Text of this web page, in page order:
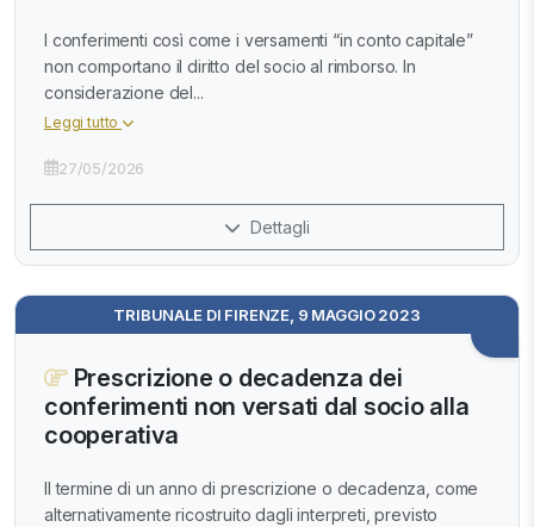
I conferimenti così come i versamenti “in conto capitale”
non comportano il diritto del socio al rimborso. In
considerazione del...
Leggi tutto
27/05/2026
Dettagli
TRIBUNALE DI FIRENZE, 9 MAGGIO 2023
Prescrizione o decadenza dei
conferimenti non versati dal socio alla
cooperativa
Il termine di un anno di prescrizione o decadenza, come
alternativamente ricostruito dagli interpreti, previsto